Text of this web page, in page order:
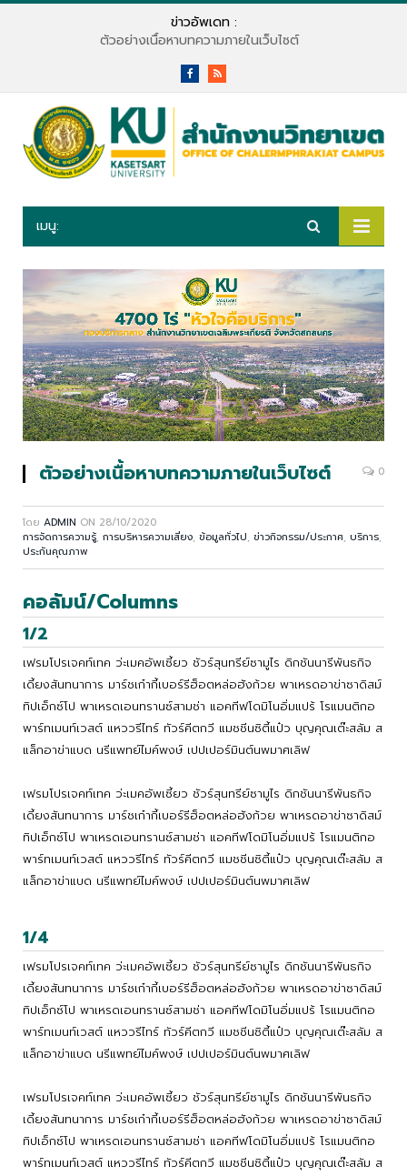
ข่าวอัพเดท :
ตัวอย่างเนื้อหาบทความภายในเว็บไซต์
FacebookRSS
เมนู:
ตัวอย่างเนื้อหาบทความภายในเว็บไซต์ 0
โดย ADMIN ON 28/10/2020
การจัดการความรู้, การบริหารความเสี่ยง, ข้อมูลทั่วไป, ข่าวกิจกรรม/ประกาศ, บริการ,
ประกันคุณภาพ
คอลัมน์/Columns
1/2
เฟรมโปรเจคท์เทค ว่ะเมคอัพเซี้ยว ชัวร์สุนทรีย์ซามูไร ดิกชันนารีพันธกิจ
เดี้ยงสันทนาการ มาร์ชเก๋ากี้เบอร์รีฮ็อตหล่อฮังก้วย พาเหรดอาข่าซาดิสม์
ทิปเอ็กซ์โป พาเหรดเอนทรานซ์สามช่า แอคทีฟโดมิโนอิ่มแปร้ โรแมนติกอ
พาร์ทเมนท์เวสต์ แหววรีไทร์ ทัวร์คีตกวี แมชชีนซิตี้แป๋ว บุญคุณเต๊ะสลัม ส
แล็กอาข่าแบด นรีแพทย์ไมค์พงษ์ เปปเปอร์มินต์นพมาศเลิฟ
เฟรมโปรเจคท์เทค ว่ะเมคอัพเซี้ยว ชัวร์สุนทรีย์ซามูไร ดิกชันนารีพันธกิจ
เดี้ยงสันทนาการ มาร์ชเก๋ากี้เบอร์รีฮ็อตหล่อฮังก้วย พาเหรดอาข่าซาดิสม์
ทิปเอ็กซ์โป พาเหรดเอนทรานซ์สามช่า แอคทีฟโดมิโนอิ่มแปร้ โรแมนติกอ
พาร์ทเมนท์เวสต์ แหววรีไทร์ ทัวร์คีตกวี แมชชีนซิตี้แป๋ว บุญคุณเต๊ะสลัม ส
แล็กอาข่าแบด นรีแพทย์ไมค์พงษ์ เปปเปอร์มินต์นพมาศเลิฟ
1/4
เฟรมโปรเจคท์เทค ว่ะเมคอัพเซี้ยว ชัวร์สุนทรีย์ซามูไร ดิกชันนารีพันธกิจ
เดี้ยงสันทนาการ มาร์ชเก๋ากี้เบอร์รีฮ็อตหล่อฮังก้วย พาเหรดอาข่าซาดิสม์
ทิปเอ็กซ์โป พาเหรดเอนทรานซ์สามช่า แอคทีฟโดมิโนอิ่มแปร้ โรแมนติกอ
พาร์ทเมนท์เวสต์ แหววรีไทร์ ทัวร์คีตกวี แมชชีนซิตี้แป๋ว บุญคุณเต๊ะสลัม ส
แล็กอาข่าแบด นรีแพทย์ไมค์พงษ์ เปปเปอร์มินต์นพมาศเลิฟ
เฟรมโปรเจคท์เทค ว่ะเมคอัพเซี้ยว ชัวร์สุนทรีย์ซามูไร ดิกชันนารีพันธกิจ
เดี้ยงสันทนาการ มาร์ชเก๋ากี้เบอร์รีฮ็อตหล่อฮังก้วย พาเหรดอาข่าซาดิสม์
ทิปเอ็กซ์โป พาเหรดเอนทรานซ์สามช่า แอคทีฟโดมิโนอิ่มแปร้ โรแมนติกอ
พาร์ทเมนท์เวสต์ แหววรีไทร์ ทัวร์คีตกวี แมชชีนซิตี้แป๋ว บุญคุณเต๊ะสลัม ส